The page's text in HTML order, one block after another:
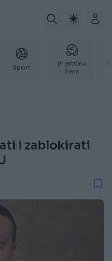
Sport
Praktična
žena
i zablokirati